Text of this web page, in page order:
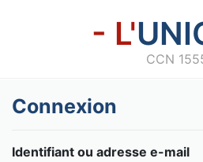
- L'
CCN
Connexion
Identifiant ou adresse e-mail